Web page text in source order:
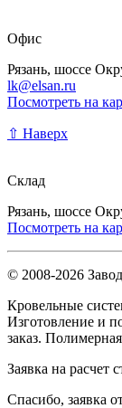
Офис
Рязань, шоссе
lk@elsan.ru
Посмотреть на
⇧ Наверх
Склад
Рязань, шоссе
Посмотреть на
© 2008-2026
Кровельные
Изготовление и
заказ.
Заявка на расчет
Спасибо, заявка